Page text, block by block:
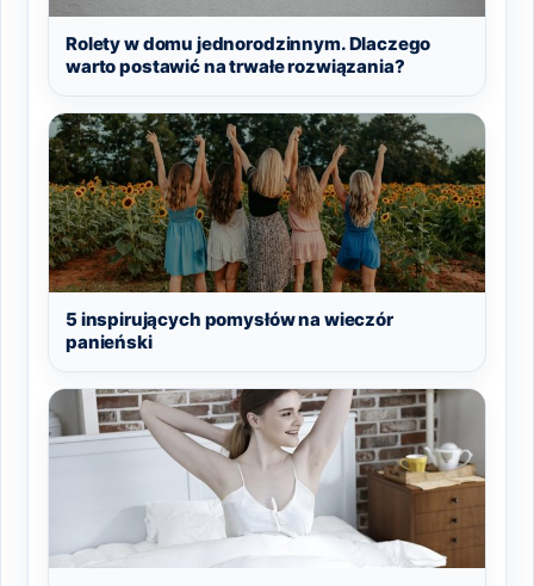
Rolety w domu jednorodzinnym. Dlaczego
warto postawić na trwałe rozwiązania?
5 inspirujących pomysłów na wieczór
panieński